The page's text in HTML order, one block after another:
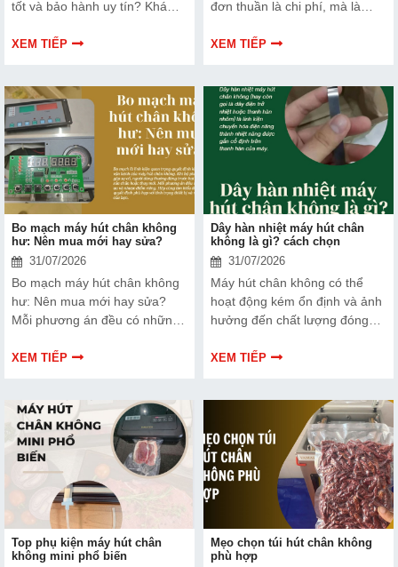
tốt và bảo hành uy tín? Khám
nhiều doanh nghiệp, cửa hàng
XEM TIẾP
đơn thuần là chi phí, mà là
sản phẩm và nâng cao vị thế
điểm của thiết bị này để có
thêm thông tin và giúp bạn đưa
ra lựa chọn phù hợp, hiệu quả
hơn nhé!
XEM TIẾP
Bo mạch máy hút chân không
hư: Nên mua mới hay sửa?
31/07/2026
Bo mạch máy hút chân không
hư: Nên mua mới hay sửa?
Mỗi phương án đều có những
cùng tìm hiểu để đưa ra quyết
XEM TIẾP
Dây hàn nhiệt máy hút chân
không là gì? cách chọn
31/07/2026
Máy hút chân không có thể
hoạt động kém ổn định và ảnh
hưởng đến chất lượng đóng
Bài viết dưới đây sẽ giúp bạn
XEM TIẾP
Top phụ kiện máy hút chân
không mini phổ biến
Mẹo chọn túi hút chân không
phù hợp